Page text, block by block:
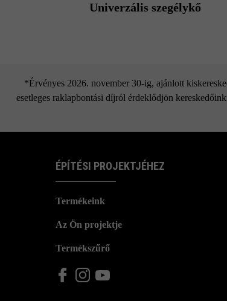
Univerzális szegélykő
*Érvényes 2026. november 30-ig, ajánlott
esetleges raklapbontási díjról érdeklődjön
ÉPÍTÉSI PROJEKTJÉHEZ
Termékeink
Az Ön projektje
Termékszűrő